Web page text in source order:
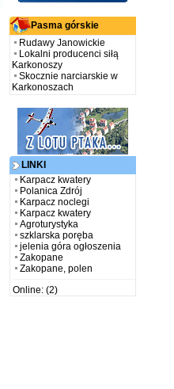
Pasma górskie
Rudawy Janowickie
Lokalni producenci siłą
Karkonoszy
Skocznie narciarskie w
Karkonoszach
LINKI
Karpacz kwatery
Polanica Zdrój
Karpacz noclegi
Karpacz kwatery
Agroturystyka
szklarska poręba
jelenia góra ogłoszenia
Zakopane
Zakopane, polen
Online: (2)